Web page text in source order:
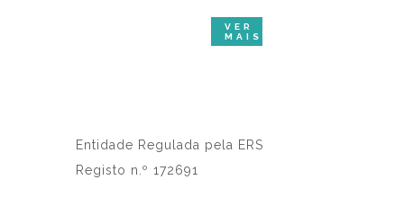
Entidade Regulada pela ERS
Registo n.º 172691